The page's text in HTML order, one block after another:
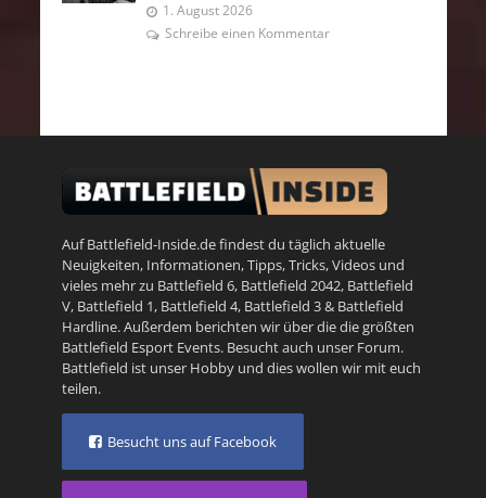
1. August 2026
Schreibe einen Kommentar
Auf Battlefield-Inside.de findest du täglich aktuelle
Neuigkeiten, Informationen, Tipps, Tricks, Videos und
vieles mehr zu Battlefield 6, Battlefield 2042, Battlefield
V, Battlefield 1, Battlefield 4, Battlefield 3& Battlefield
Hardline. Außerdem berichten wir über die die größten
Battlefield Esport Events. Besucht auch unser Forum.
Battlefield ist unser Hobby und dies wollen wir mit euch
teilen.
Besucht uns auf Facebook